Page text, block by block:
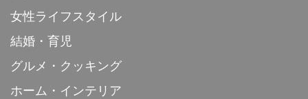
女性ライフスタイル
結婚・育児
グルメ・クッキング
ホーム・インテリア